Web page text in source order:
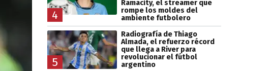
4
Ramacity, el streamer que
rompe los moldes del
ambiente futbolero
5
Radiografía de Thiago
Almada, el refuerzo récord
que llega a River para
revolucionar el fútbol
argentino